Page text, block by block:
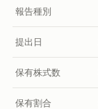
報告種別
提出日
保有株式数
保有割合